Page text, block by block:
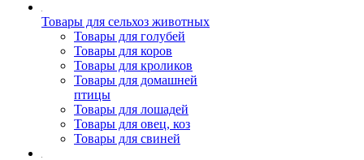
Товары для сельхоз животных
Товары для голубей
Товары для коров
Товары для кроликов
Товары для домашней
птицы
Товары для лошадей
Товары для овец, коз
Товары для свиней